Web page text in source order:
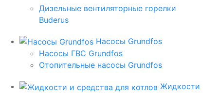
Дизельные вентиляторные горелки
Buderus
Насосы Grundfos
Насосы ГВС Grundfos
Отопительные насосы Grundfos
Жидкости